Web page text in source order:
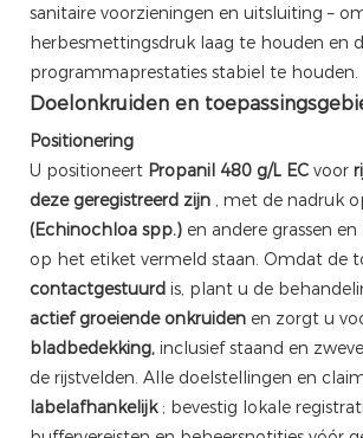
sanitaire voorzieningen en uitsluiting –
herbesmettingsdruk laag te houden en
programmaprestaties stabiel te houden.
Doelonkruiden en
Positionering
U positioneert Propanil 480 g/L EC voor
deze geregistreerd zijn , met de nadruk
(Echinochloa spp.) en andere grassen
op het etiket vermeld staan. Omdat de
contactgestuurd is, plant u de
actief groeiende onkruiden en zorgt u
bladbedekking, inclusief staand en
de rijstvelden. Alle doelstellingen en
labelafhankelijk; bevestig lokale